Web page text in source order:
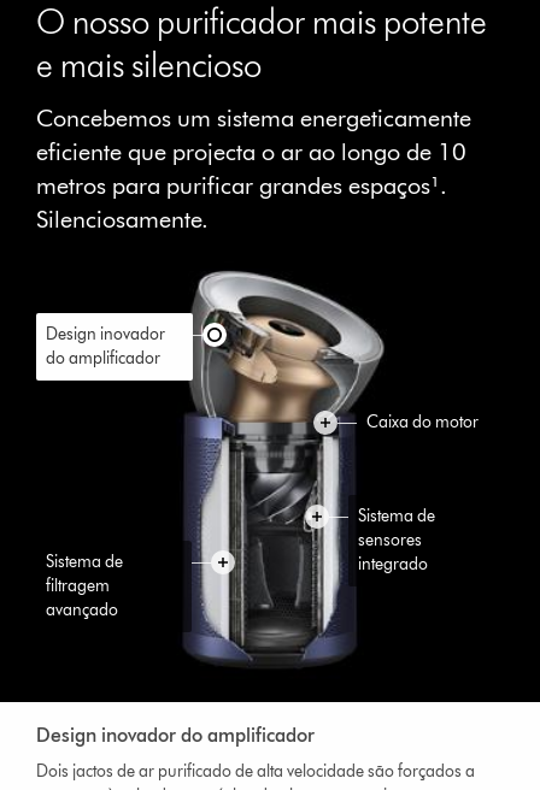
O nosso purificador mais potente
e mais silencioso
Concebemos um sistema energeticamente
eficiente que projecta o ar ao longo de 10
metros para purificar grandes espaços¹.
Silenciosamente.
Design inovador do amplificador
Dois jactos de ar purificado de alta velocidade são forçados a
Design inovador
do amplificador
Caixa do motor
Sistema de
sensores
integrado
Sistema de
filtragem
avançado